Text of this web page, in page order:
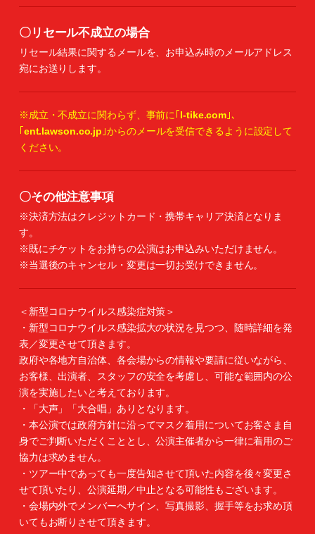
〇リセール不成立の場合
リセール結果に関するメールを、お申込み時のメールアドレス
宛にお送りします。
※成立・不成立に関わらず、事前に｢ l-tike.com ｣、
ent.lawson.co.jp ｣からのメールを受信できるように設定して
ください。
〇その他注意事項
※決済方法はクレジットカード・携帯キャリア決済となりま
す。
※既にチケットをお持ちの公演はお申込みいただけません。
※当選後のキャンセル・変更は一切お受けできません。
＜新型コロナウイルス感染症対策＞
・新型コロナウイルス感染拡大の状況を見つつ、随時詳細を発
表／変更させて頂きます。
政府や各地方自治体、各会場からの情報や要請に従いながら、
お客様、出演者、スタッフの安全を考慮し、可能な範囲内の公
演を実施したいと考えております。
・「大声」「大合唱」ありとなります。
・本公演では政府方針に沿ってマスク着用についてお客さま自
身でご判断いただくこととし、公演主催者から一律に着用のご
協力は求めません。
・ツアー中であっても一度告知させて頂いた内容を後々変更さ
せて頂いたり、公演延期／中止となる可能性もございます。
・会場内外でメンバーへサイン、写真撮影、握手等をお求め頂
いてもお断りさせて頂きます。